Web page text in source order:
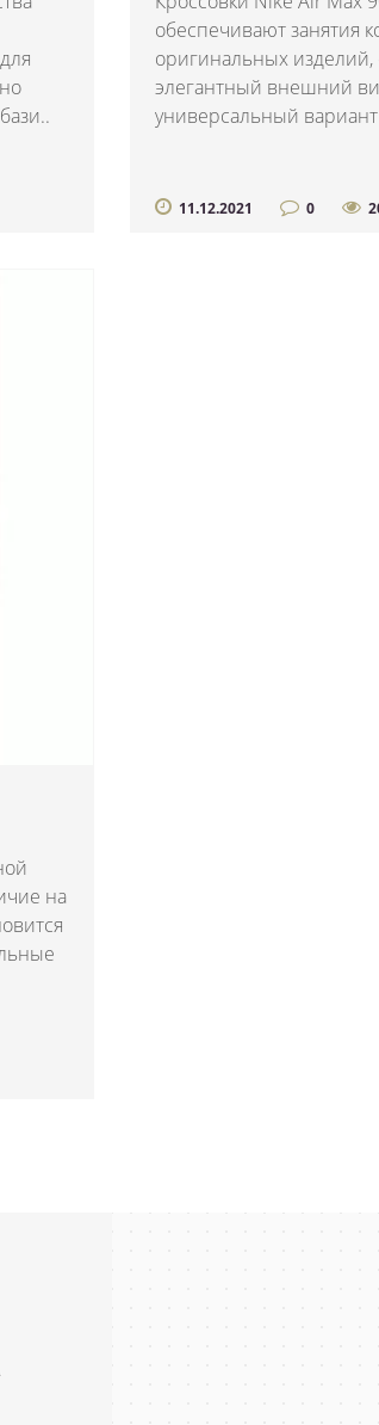
обеспечивают занятия
оригинальных
элегантный внешний
универсальный
11.12.2021 0
на